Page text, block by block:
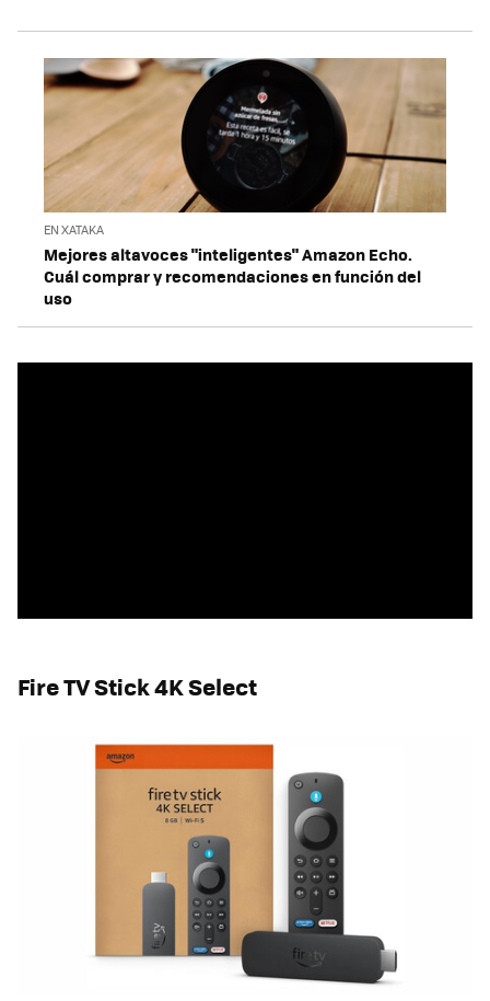
EN XATAKA
Mejores altavoces "inteligentes" Amazon Echo.
Cuál comprar y recomendaciones en función del
uso
Fire TV Stick 4K Select